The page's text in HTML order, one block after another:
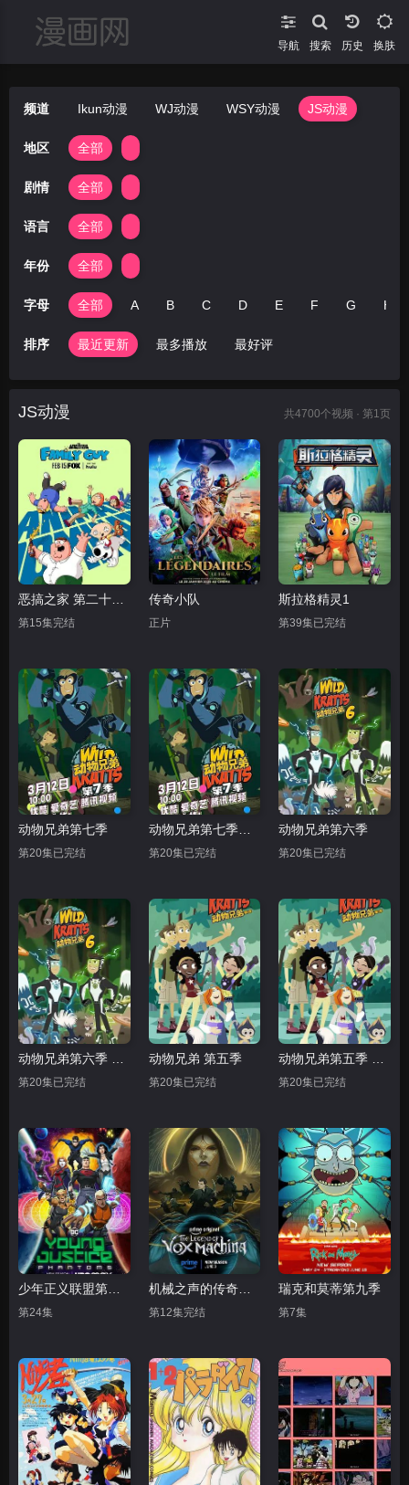
导航 搜索 换肤
频道 Ikun动漫 WJ动漫 WSY动漫 JS动漫
地区 全部
剧情 全部
语言 全部
年份 全部
字母 全部 A B C D E F G H
排序 最近更新 最多播放 最好评
JS动漫 共4700个视频 · 第1页
恶搞之家 第二十四季
第15集完结
传奇小队
正片
斯拉格精灵1
第39集已完结
动物兄弟第七季
第20集已完结
动物兄弟第七季中文配音
第20集已完结
动物兄弟第六季
第20集已完结
动物兄弟第六季 中文配音
第20集已完结
动物兄弟 第五季
第20集已完结
动物兄弟第五季 中文配音
第20集已完结
第24集
机械之声的传奇第四季
第12集完结
瑞克和莫蒂第九季
第7集